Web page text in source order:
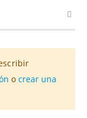
o crear una